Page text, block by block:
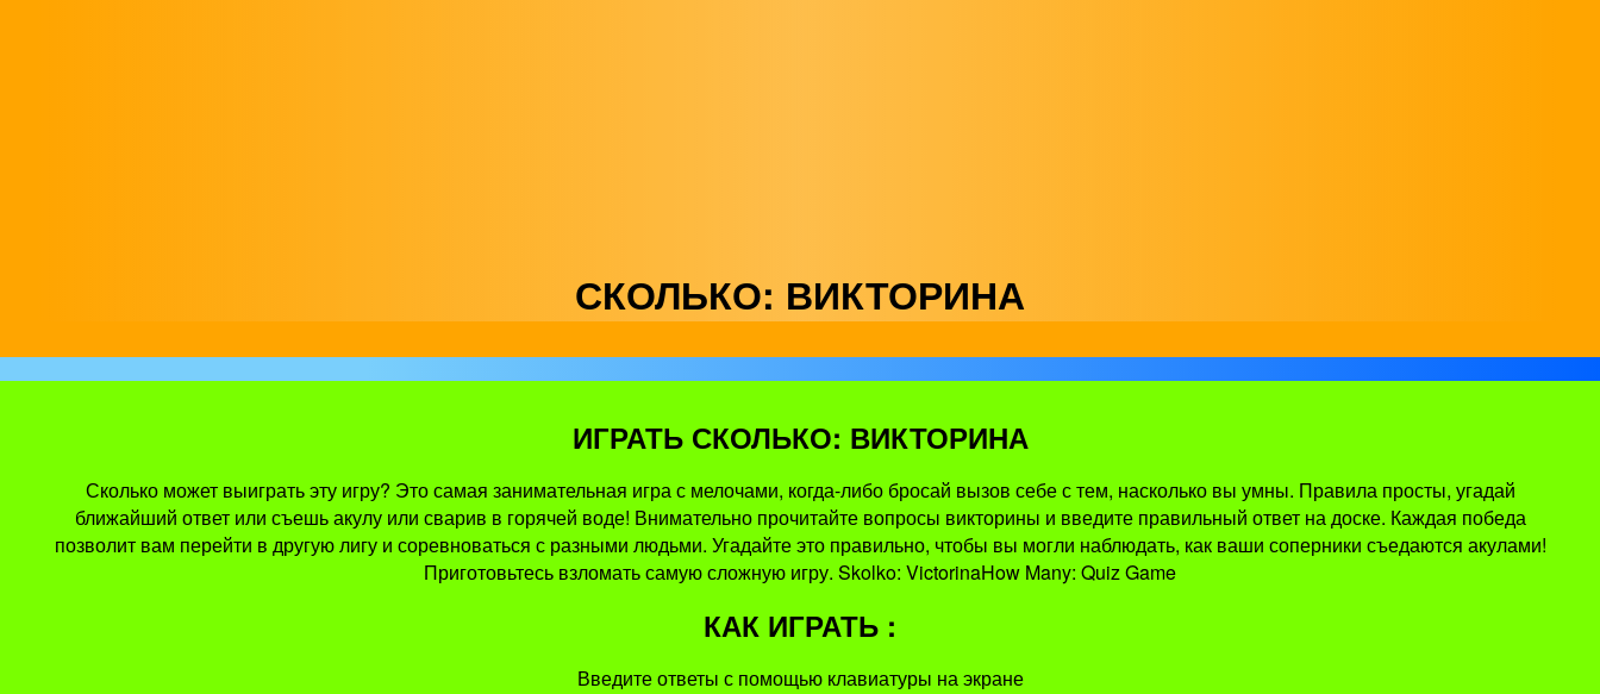
СКОЛЬКО: ВИКТОРИНА
ИГРАТЬ СКОЛЬКО: ВИКТОРИНА
Сколько может выиграть эту игру? Это самая занимательная игра с мелочами, когда-либо бросай вызов себе с тем, насколько вы умны. Правила просты, угадай
ближайший ответ или съешь акулу или сварив в горячей воде! Внимательно прочитайте вопросы викторины и введите правильный ответ на доске. Каждая победа
позволит вам перейти в другую лигу и соревноваться с разными людьми. Угадайте это правильно, чтобы вы могли наблюдать, как ваши соперники съедаются акулами!
Приготовьтесь взломать самую сложную игру. Skolko: VictorinaHow Many: Quiz Game
КАК ИГРАТЬ :
Введите ответы с помощью клавиатуры на экране